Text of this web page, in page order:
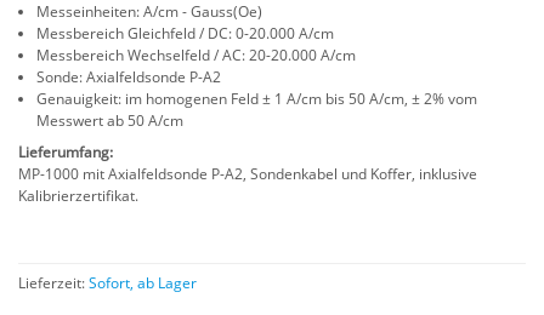
Messeinheiten: A/cm - Gauss(Oe)
Messbereich Gleichfeld / DC: 0-20.000 A/cm
Messbereich Wechselfeld / AC: 20-20.000 A/cm
Sonde: Axialfeldsonde P-A2
Genauigkeit: im homogenen Feld ± 1 A/cm bis 50 A/cm, ± 2% vom
Messwert ab 50 A/cm
Lieferumfang:
MP-1000 mit Axialfeldsonde P-A2, Sondenkabel und Koffer, inklusive
Kalibrierzertifikat.
Lieferzeit:Sofort, ab Lager